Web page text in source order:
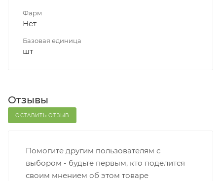
Фарм
Нет
Базовая единица
шт
Отзывы
ОСТАВИТЬ ОТЗЫВ
Помогите другим пользователям с
выбором - будьте первым, кто поделится
своим мнением об этом товаре